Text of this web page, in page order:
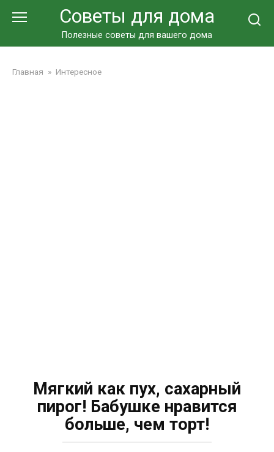
Советы для дома
Полезные советы для вашего дома
Главная » Интересное
Мягкий как пух, сахарный
пирог! Бабушке нравится
больше, чем торт!